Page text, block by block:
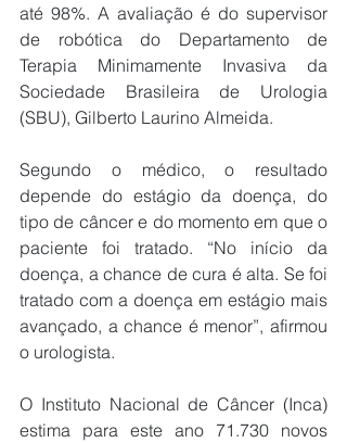
até 98%. A avaliação é do supervisor
de robótica do Departamento de
Terapia Minimamente Invasiva da
Sociedade Brasileira de Urologia
(SBU), Gilberto Laurino Almeida.
Segundo o médico, o resultado
depende do estágio da doença, do
tipo de câncer e do momento em que o
paciente foi tratado. “No início da
doença, a chance de cura é alta. Se foi
tratado com a doença em estágio mais
avançado, a chance é menor”, afirmou
o urologista.
O Instituto Nacional de Câncer (Inca)
estima para este ano 71.730 novos